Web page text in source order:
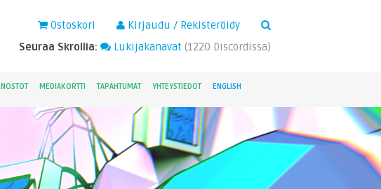
Kirjaudu / Rekisteröidy
Ostoskori
Seuraa Skrollia:
Lukijakanavat (1220 Discordissa)
NOSTOT MEDIAKORTTI TAPAHTUMAT YHTEYSTIEDOT ENGLISH